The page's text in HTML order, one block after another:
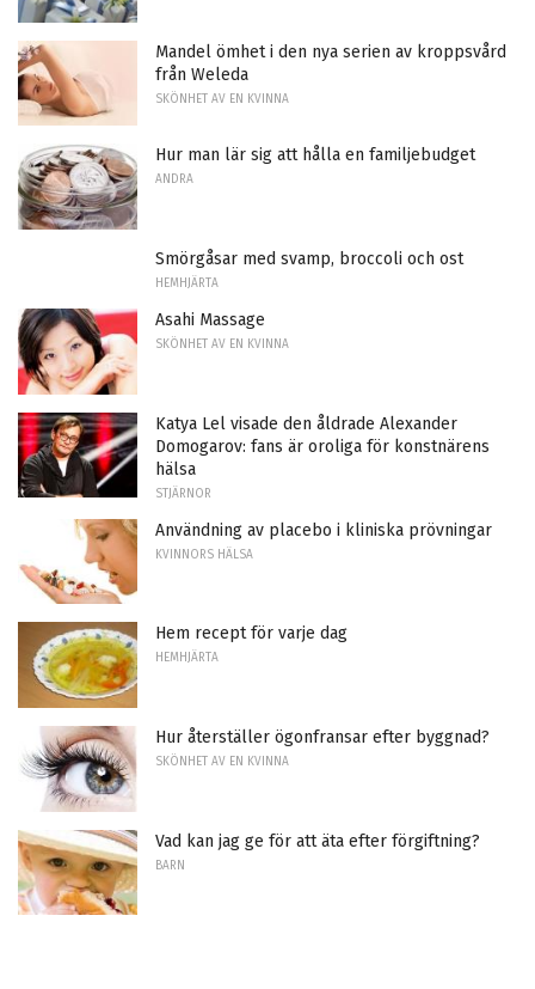
Mandel ömhet i den nya serien av kroppsvård
från Weleda
SKÖNHET AV EN KVINNA
Hur man lär sig att hålla en familjebudget
ANDRA
Smörgåsar med svamp, broccoli och ost
HEMHJÄRTA
Asahi Massage
SKÖNHET AV EN KVINNA
Katya Lel visade den åldrade Alexander
Domogarov: fans är oroliga för konstnärens
hälsa
STJÄRNOR
Användning av placebo i kliniska prövningar
KVINNORS HÄLSA
Hem recept för varje dag
HEMHJÄRTA
Hur återställer ögonfransar efter byggnad?
SKÖNHET AV EN KVINNA
Vad kan jag ge för att äta efter förgiftning?
BARN